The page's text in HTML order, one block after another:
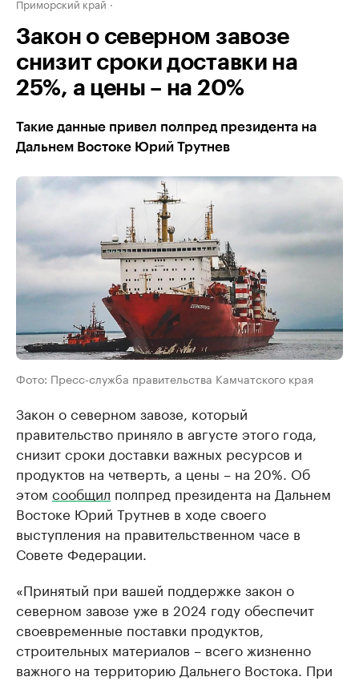
Приморский край
Закон о северном завозе
снизит сроки доставки на
25%, а цены – на 20%
Такие данные привел полпред президента на
Дальнем Востоке Юрий Трутнев
Фото: Пресс-служба правительства Камчатского края
Закон о северном завозе, который
правительство приняло в августе этого года,
снизит сроки доставки важных ресурсов и
продуктов на четверть, а цены – на 20%. Об
этом сообщил полпред президента на Дальнем
Востоке Юрий Трутнев в ходе своего
выступления на правительственном часе в
Совете Федерации.
«Принятый при вашей поддержке закон о
северном завозе уже в 2024 году обеспечит
своевременные поставки продуктов,
строительных материалов – всего жизненно
важного на территорию Дальнего Востока. При